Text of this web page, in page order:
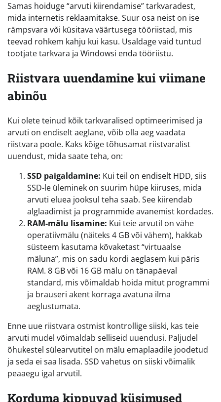
Samas hoiduge “arvuti kiirendamise” tarkvaradest,
mida internetis reklaamitakse. Suur osa neist on ise
rämpsvara või küsitava väärtusega tööriistad, mis
teevad rohkem kahju kui kasu. Usaldage vaid tuntud
tootjate tarkvara ja Windowsi enda tööriistu.
Riistvara uuendamine kui viimane
abinõu
Kui olete teinud kõik tarkvaralised optimeerimised ja
arvuti on endiselt aeglane, võib olla aeg vaadata
riistvara poole. Kaks kõige tõhusamat riistvaralist
uuendust, mida saate teha, on:
SSD paigaldamine: Kui teil on endiselt HDD, siis
SSD-le üleminek on suurim hüpe kiiruses, mida
arvuti eluea jooksul teha saab. See kiirendab
alglaadimist ja programmide avanemist kordades.
RAM-mälu lisamine: Kui teie arvutil on vähe
operatiivmälu (näiteks 4 GB või vähem), hakkab
süsteem kasutama kõvaketast “virtuaalse
mäluna”, mis on sadu kordi aeglasem kui päris
RAM. 8 GB või 16 GB mälu on tänapäeval
standard, mis võimaldab hoida mitut programmi
ja brauseri akent korraga avatuna ilma
aeglustumata.
Enne uue riistvara ostmist kontrollige siiski, kas teie
arvuti mudel võimaldab selliseid uuendusi. Paljudel
õhukestel sülearvutitel on mälu emaplaadile joodetud
ja seda ei saa lisada. SSD vahetus on siiski võimalik
peaaegu igal arvutil.
Korduma kippuvad küsimused